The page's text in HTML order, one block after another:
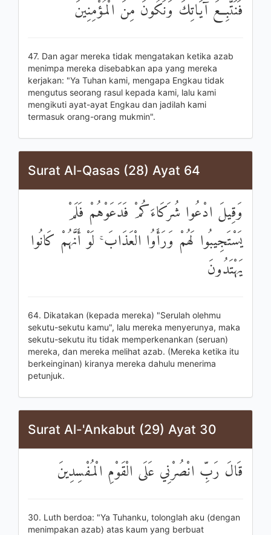
فَنَتَّبِعَ آيَاتِكَ وَنَكُونَ مِنَ الْمُؤْمِنِينَ
47. Dan agar mereka tidak mengatakan ketika azab
menimpa mereka disebabkan apa yang mereka
kerjakan: "Ya Tuhan kami, mengapa Engkau tidak
mengutus seorang rasul kepada kami, lalu kami
mengikuti ayat-ayat Engkau dan jadilah kami
termasuk orang-orang mukmin".
Surat Al-Qasas (28) Ayat 64
وَقِيلَ ادْعُوا شُرَكَاءَكُمْ فَدَعَوْهُمْ فَلَمْ
يَسْتَجِيبُوا لَهُمْ وَرَأَوُا الْعَذَابَ ۚ لَوْ أَنَّهُمْ كَانُوا
يَهْتَدُونَ
64. Dikatakan (kepada mereka) "Serulah olehmu
sekutu-sekutu kamu", lalu mereka menyerunya, maka
sekutu-sekutu itu tidak memperkenankan (seruan)
mereka, dan mereka melihat azab. (Mereka ketika itu
berkeinginan) kiranya mereka dahulu menerima
petunjuk.
Surat Al-'Ankabut (29) Ayat 30
قَالَ رَبِّ انْصُرْنِي عَلَى الْقَوْمِ الْمُفْسِدِينَ
30. Luth berdoa: "Ya Tuhanku, tolonglah aku (dengan
menimpakan azab) atas kaum yang berbuat